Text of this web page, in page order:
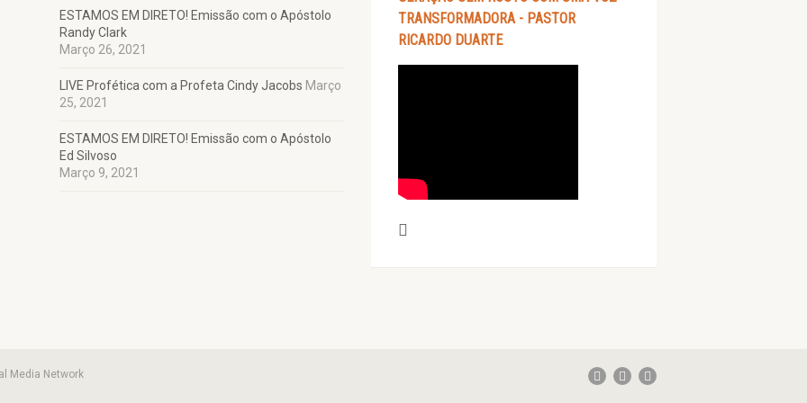
ESTAMOS EM DIRETO! Emissão com o Apóstolo
Randy Clark
Março 26, 2021
LIVE Profética com a Profeta Cindy Jacobs Março
25, 2021
ESTAMOS EM DIRETO! Emissão com o Apóstolo
Ed Silvoso
Março 9, 2021
TRANSFORMADORA - PASTOR
RICARDO DUARTE
Media Network